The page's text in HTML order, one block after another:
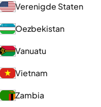
Verenigde Staten
Oezbekistan
Vanuatu
Vietnam
Zambia